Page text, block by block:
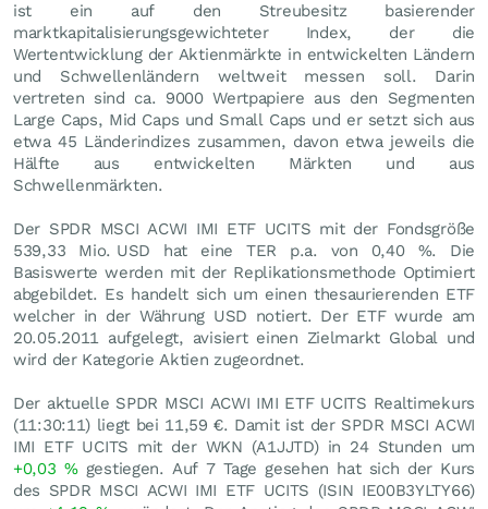
ist ein auf den Streubesitz basierender
marktkapitalisierungsgewichteter Index, der die
Wertentwicklung der Aktienmärkte in entwickelten Ländern
und Schwellenländern weltweit messen soll. Darin
vertreten sind ca. 9000 Wertpapiere aus den Segmenten
Large Caps, Mid Caps und Small Caps und er setzt sich aus
etwa 45 Länderindizes zusammen, davon etwa jeweils die
Hälfte aus entwickelten Märkten und aus
Schwellenmärkten.
Der SPDR MSCI ACWI IMI ETF UCITS mit der Fondsgröße
539,33 Mio. USD hat eine TER p.a. von 0,40 %. Die
Basiswerte werden mit der Replikationsmethode Optimiert
abgebildet. Es handelt sich um einen thesaurierenden ETF
welcher in der Währung USD notiert. Der ETF wurde am
20.05.2011 aufgelegt, avisiert einen Zielmarkt Global und
wird der Kategorie Aktien zugeordnet.
Der aktuelle SPDR MSCI ACWI IMI ETF UCITS Realtimekurs
(11:30:11) liegt bei 11,59 €. Damit ist der SPDR MSCI ACWI
IMI ETF UCITS mit der WKN (A1JJTD) in 24 Stunden um
+0,03 %gestiegen. Auf 7 Tage gesehen hat sich der Kurs
des SPDR MSCI ACWI IMI ETF UCITS (ISIN IE00B3YLTY66)